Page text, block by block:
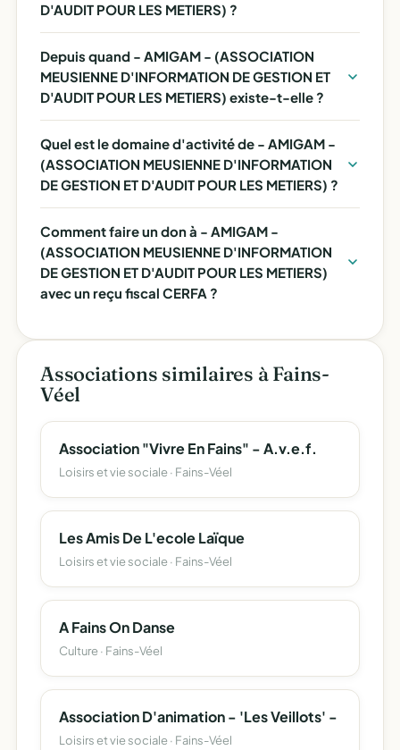
D'AUDIT POUR LES METIERS) ?
Depuis quand - AMIGAM - (ASSOCIATION
MEUSIENNE D'INFORMATION DE GESTION ET
D'AUDIT POUR LES METIERS) existe-t-elle ?
Quel est le domaine d'activité de - AMIGAM -
(ASSOCIATION MEUSIENNE D'INFORMATION
DE GESTION ET D'AUDIT POUR LES METIERS) ?
Comment faire un don à - AMIGAM -
(ASSOCIATION MEUSIENNE D'INFORMATION
DE GESTION ET D'AUDIT POUR LES METIERS)
avec un reçu fiscal CERFA ?
Associations similaires à Fains-
Véel
Association "Vivre En Fains" - A.v.e.f.
Loisirs et vie sociale · Fains-Véel
Les Amis De L'ecole Laïque
Loisirs et vie sociale · Fains-Véel
A Fains On Danse
Culture · Fains-Véel
Association D'animation - 'Les Veillots' -
Loisirs et vie sociale · Fains-Véel